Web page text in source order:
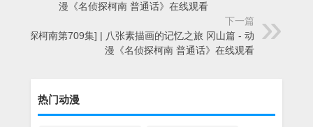
漫《名侦探柯南 普通话》在线观看
下一篇
[名侦探柯南第709集] | 八张素描画的记忆之旅 冈山篇 - 动
漫《名侦探柯南 普通话》在线观看
热门动漫